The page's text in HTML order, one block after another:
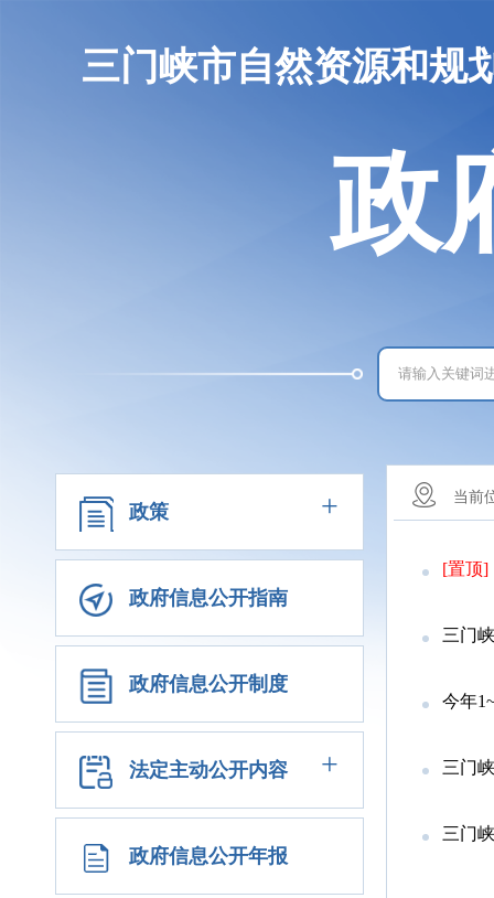
三门峡市自然资源和规
政
政策 +
政府信息公开指南
政府信息公开制度
法定主动公开内容 +
政府信息公开年报
当前
[置顶]
三门
今年
三门
三门